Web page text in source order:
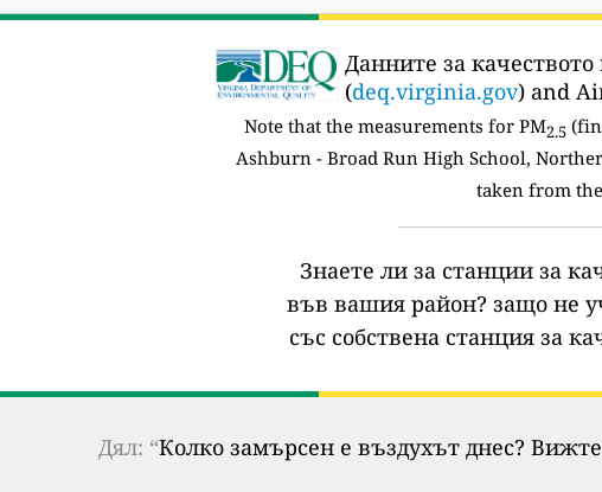
Данните за
(deq.virginia.gov) and
Note that the measurements for PM2.5
Ashburn - Broad Run High School,
taken from
Знаете ли за станции за
във вашия район? защо не
със собствена станция за
Дял: “Колко замърсен е въздухът днес?